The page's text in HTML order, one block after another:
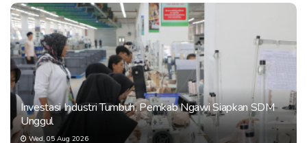
Investasi Industri Tumbuh, Pemkab Ngawi Siapkan SDM
Unggul
Wed, 05 Aug 2026